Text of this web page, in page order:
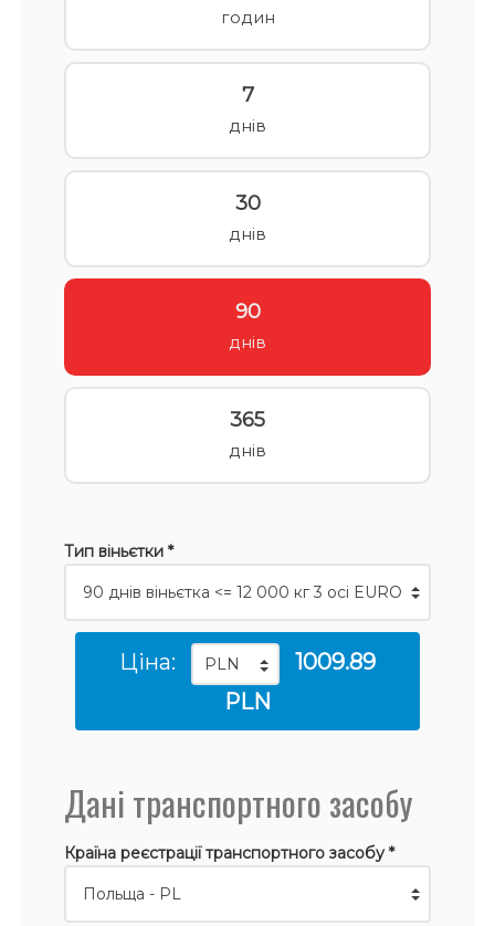
годин
7
днів
30
днів
90
днів
365
днів
Тип віньєтки *
Ціна:
1009.89
PLN
Дані транспортного засобу
Країна реєстрації транспортного засобу *